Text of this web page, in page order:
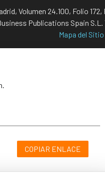
Volumen 24.100, Folio
Publications Spain S.L.
Mapa del Sitio
COPIAR ENLACE